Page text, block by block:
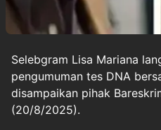
Selebgram Lisa Mariana
pengumuman tes DNA
disampaikan pihak
(20/8/2025).